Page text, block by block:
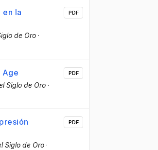
en la
de Oro ·
PDF
Age
Siglo de Oro ·
PDF
Siglo de Oro ·
PDF